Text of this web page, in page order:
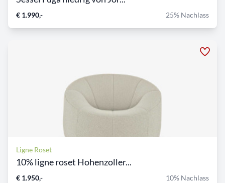
€ 1.990,- 25% Nachlass
Ligne Roset
10% ligne roset Hohenzoller...
€ 1.950,- 10% Nachlass